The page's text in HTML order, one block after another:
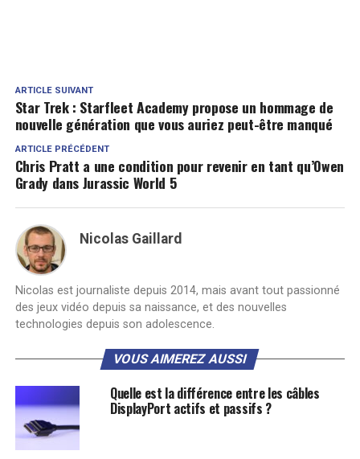
ARTICLE SUIVANT
Star Trek : Starfleet Academy propose un hommage de
nouvelle génération que vous auriez peut-être manqué
ARTICLE PRÉCÉDENT
Chris Pratt a une condition pour revenir en tant qu’Owen
Grady dans Jurassic World 5
Nicolas Gaillard
Nicolas est journaliste depuis 2014, mais avant tout passionné
des jeux vidéo depuis sa naissance, et des nouvelles
technologies depuis son adolescence.
VOUS AIMEREZ AUSSI
Quelle est la différence entre les câbles
DisplayPort actifs et passifs ?